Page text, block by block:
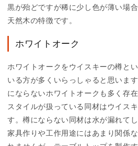
黒が殆どですが稀に少し色が薄い場
天然木の特徴です。
ホワイトオーク
ホワイトオークをウイスキーの樽と
いる方が多くいらっしゃると思いま
にならないホワイトオークも多く存
スタイルが扱っている同材はウイス
す。樽にならない同材は水が漏れて
家具作りや工作用途にはあまり関係